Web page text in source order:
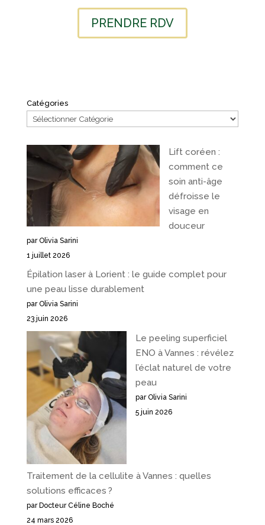
PRENDRE RDV
Catégories
Lift coréen :
comment ce
soin anti-âge
défroisse le
visage en
douceur
par Olivia Sarini
1 juillet 2026
Épilation laser à Lorient : le guide complet pour
une peau lisse durablement
par Olivia Sarini
23 juin 2026
Le peeling superficiel
ENO à Vannes : révélez
l’éclat naturel de votre
peau
par Olivia Sarini
5 juin 2026
Traitement de la cellulite à Vannes : quelles
solutions efficaces ?
par Docteur Céline Boché
24 mars 2026